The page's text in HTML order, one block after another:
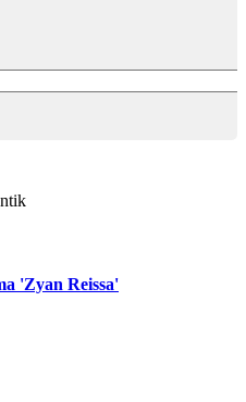
'Zyan Reissa'